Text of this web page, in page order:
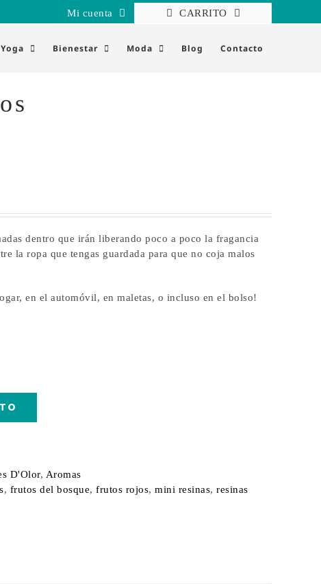
Mi cuenta CARRITO
Yoga Bienestar Moda Blog Contacto
dentro que irán liberando poco a poco la fragancia
la ropa que tengas guardada para que no coja malos
en el automóvil, en maletas, o incluso en el bolso!
D'Olor, Aromas
, frutos del bosque, frutos rojos, mini resinas, resinas